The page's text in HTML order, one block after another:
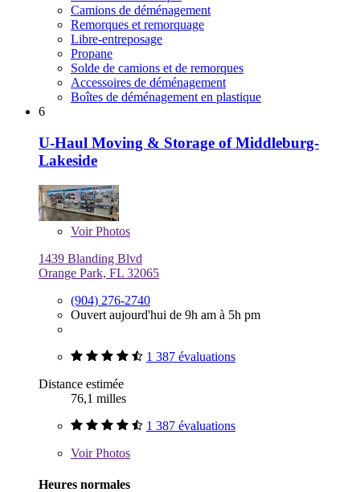
Camions de déménagement
Remorques et remorquage
Libre-entreposage
Propane
Solde de camions et de remorques
Accessoires de déménagement
Boîtes de déménagement en plastique
6
U-Haul Moving & Storage of Middleburg-
Lakeside
VoirPhotos
1439 Blanding Blvd
Orange Park, FL 32065
(904) 276-2740
Ouvert aujourd'hui de 9h am à 5h pm
1 387 évaluations
Distance estimée
76,1 milles
1 387 évaluations
VoirPhotos
Heures normales